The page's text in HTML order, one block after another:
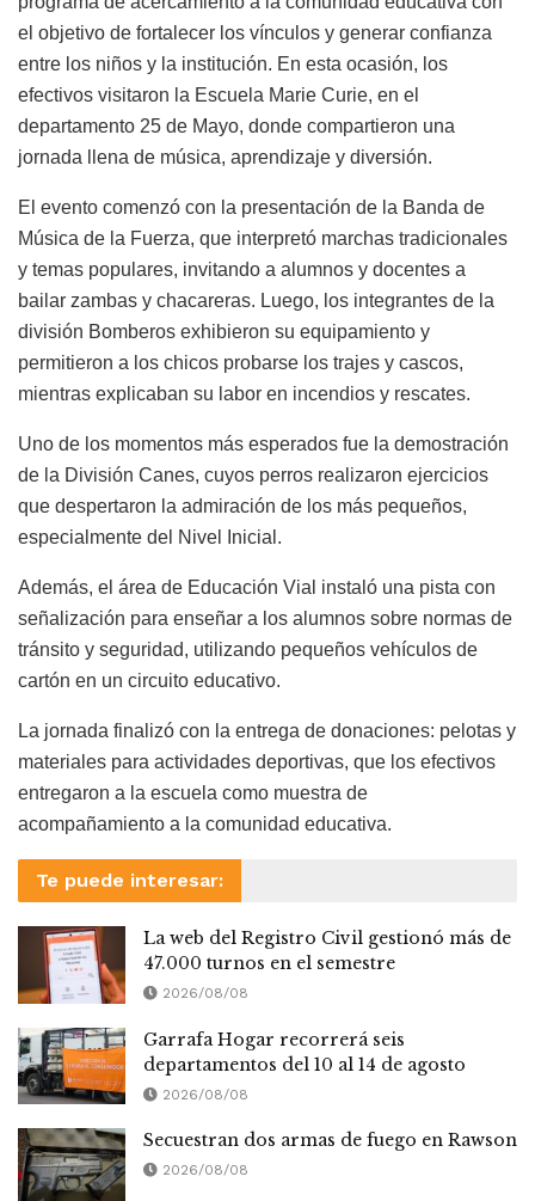
el objetivo de fortalecer los vínculos y generar confianza
entre los niños y la institución. En esta ocasión, los
efectivos visitaron la Escuela Marie Curie, en el
departamento 25 de Mayo, donde compartieron una
jornada llena de música, aprendizaje y diversión.
El evento comenzó con la presentación de la Banda de
Música de la Fuerza, que interpretó marchas tradicionales
y temas populares, invitando a alumnos y docentes a
bailar zambas y chacareras. Luego, los integrantes de la
división Bomberos exhibieron su equipamiento y
permitieron a los chicos probarse los trajes y cascos,
mientras explicaban su labor en incendios y rescates.
Uno de los momentos más esperados fue la demostración
de la División Canes, cuyos perros realizaron ejercicios
que despertaron la admiración de los más pequeños,
especialmente del Nivel Inicial.
Además, el área de Educación Vial instaló una pista con
señalización para enseñar a los alumnos sobre normas de
tránsito y seguridad, utilizando pequeños vehículos de
cartón en un circuito educativo.
La jornada finalizó con la entrega de donaciones: pelotas y
materiales para actividades deportivas, que los efectivos
entregaron a la escuela como muestra de
acompañamiento a la comunidad educativa.
Te puede interesar:
La web del Registro Civil gestionó más de
47.000 turnos en el semestre
2026/08/08
Garrafa Hogar recorrerá seis
departamentos del 10 al 14 de agosto
2026/08/08
Secuestran dos armas de fuego en Rawson
2026/08/08